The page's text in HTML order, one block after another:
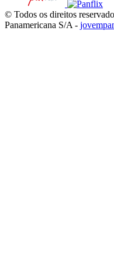
© Todos os direitos
Panamericana S/A -